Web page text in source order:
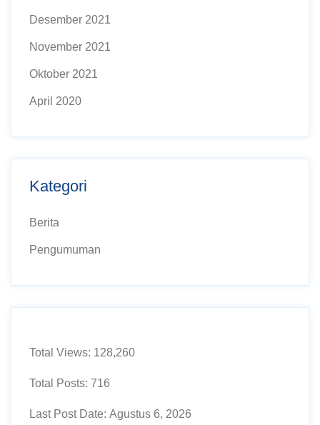
Desember 2021
November 2021
Oktober 2021
April 2020
Kategori
Berita
Pengumuman
Total Views: 128,260
Total Posts: 716
Last Post Date: Agustus 6, 2026